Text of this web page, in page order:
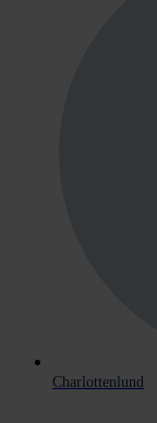
Charlottenlund